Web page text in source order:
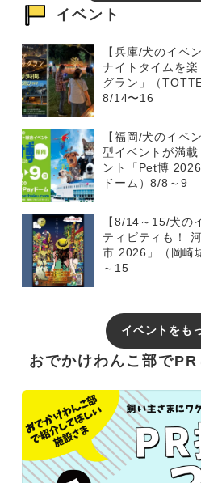
イベント
【兵庫/犬のイベ
ナイトタイムを
グラン」（
8/14〜16
【福岡/犬のイベ
型イベントが満
ント「Pet博
ドーム）8/8～9
【8/14～15/犬の
ティビティも！
市 2026」（岡崎
～15
イベントをも
おでかけわんこ部でPR